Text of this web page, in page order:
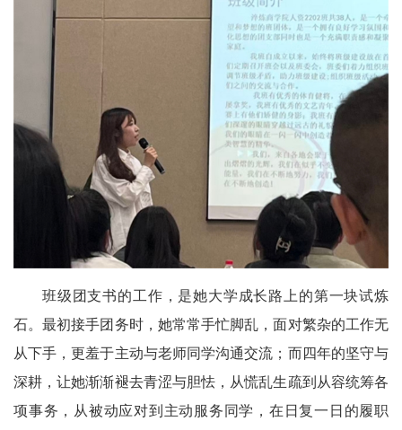
班级团支书的工作，是她大学成长路上的第一块试炼
石。最初接手团务时，她常常手忙脚乱，面对繁杂的工作无
从下手，更羞于主动与老师同学沟通交流；而四年的坚守与
深耕，让她渐渐褪去青涩与胆怯，从慌乱生疏到从容统筹各
项事务，从被动应对到主动服务同学，在日复一日的履职